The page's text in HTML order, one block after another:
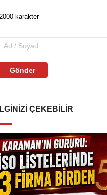
Gönder
İLGINIZI ÇEKEBILIR